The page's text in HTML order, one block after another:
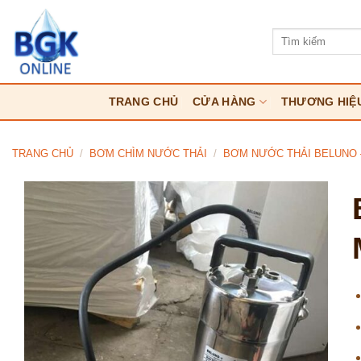
qua
nội
dung
Tìm
kiếm:
TRANG CHỦ CỬA HÀNG THƯƠNG
TRANG CHỦ / BƠM CHÌM NƯỚC THẢI / BƠM NƯỚC THẢI BELUNO